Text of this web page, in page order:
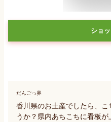
ショ
だんごっ鼻
香川県のお土産でしたら、
うか？県内あちこちに看板